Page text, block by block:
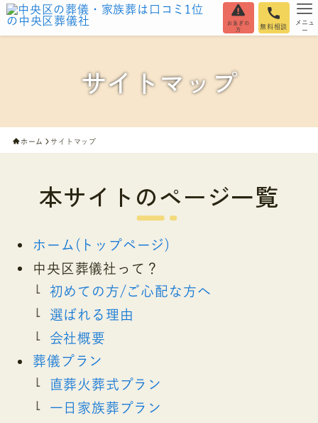
お急ぎの
方
無料相談
メニュ
ー
サイトマップ
ホーム サイトマップ
本サイトのページ一覧
ホーム(トップページ)
中央区葬儀社って？
初めての方/ご心配な方へ
選ばれる理由
会社概要
葬儀プラン
直葬火葬式プラン
一日家族葬プラン